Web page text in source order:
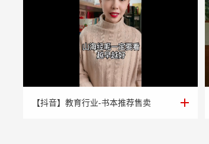
【抖音】教育行业-书本推荐售卖
【抖音】教育行业-书本推荐售卖